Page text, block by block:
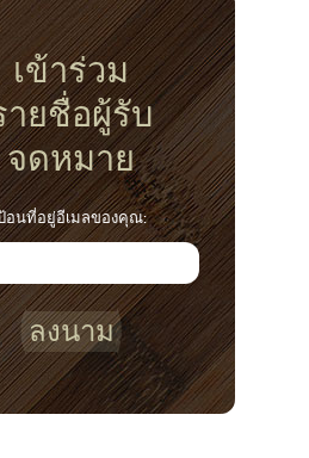
เข้าร่วม
ายชื่อผู้รับ
จดหมาย
อนที่อยู่อีเมลของคุณ:
ลงนาม